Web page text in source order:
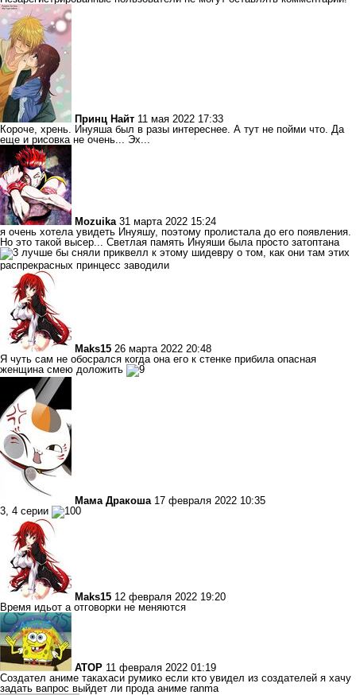
Принц Найт 11 мая 2022 17:33
Короче, хрень. Инуяша был в разы интереснее. А тут не пойми что. Да
еще и рисовка не очень... Эх...
Mozuika 31 марта 2022 15:24
я очень хотела увидеть Инуяшу, поэтому пролистала до его появления.
Но это такой высер... Светлая память Инуяши была просто затоптана
лучше бы сняли приквелл к этому шидевру о том, как они там этих
распрекрасных принцесс заводили
Maks15 26 марта 2022 20:48
Я чуть сам не обосрался когда она его к стенке прибила опасная
женщина смею доложить
Мама Дракоша 17 февраля 2022 10:35
3, 4 серии
Maks15 12 февраля 2022 19:20
Время идьот а отговорки не меняются
ATOP 11 февраля 2022 01:19
Создател аниме такахаси румико если кто увидел из создателей я хачу
задать вапрос выйдет ли прода аниме ranma